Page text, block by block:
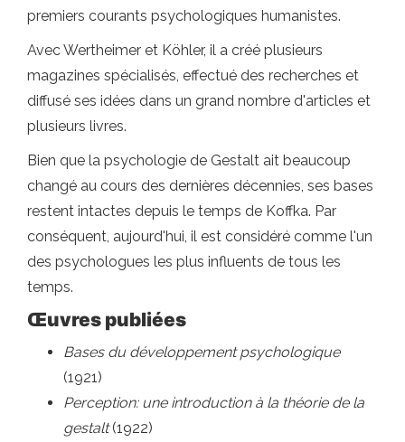
premiers courants psychologiques humanistes.
Avec Wertheimer et Köhler, il a créé plusieurs
magazines spécialisés, effectué des recherches et
diffusé ses idées dans un grand nombre d'articles et
plusieurs livres.
Bien que la psychologie de Gestalt ait beaucoup
changé au cours des dernières décennies, ses bases
restent intactes depuis le temps de Koffka. Par
conséquent, aujourd'hui, il est considéré comme l'un
des psychologues les plus influents de tous les
temps.
Œuvres publiées
Bases du développement psychologique
(1921)
Perception: une introduction à la théorie de la
gestalt(1922)